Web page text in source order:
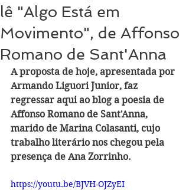
lê "Algo Está em
Movimento", de Affonso
Romano de Sant'Anna
A proposta de hoje, apresentada por
Armando Liguori Junior, faz
regressar aqui ao blog a poesia de
Affonso Romano de Sant'Anna,
marido de Marina Colasanti, cujo
trabalho literário nos chegou pela
presença de Ana Zorrinho.
https://youtu.be/BJVH-OJZyEI